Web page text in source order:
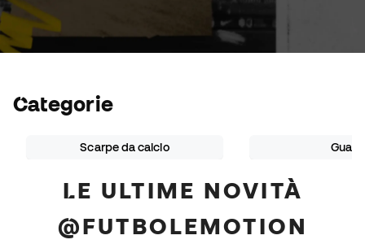
Categorie
Scarpe da calcio Guanti
LE ULTIME NOVITÀ
@FUTBOLEMOTION